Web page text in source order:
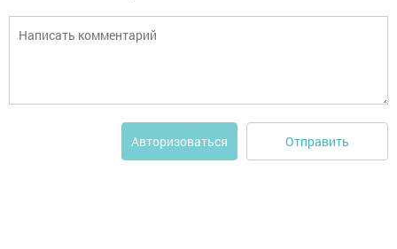
Авторизоваться Отправить